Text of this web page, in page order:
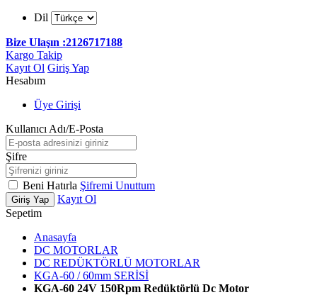
Dil
Bize Ulaşın :2126717188
Kargo Takip
Kayıt Ol Giriş Yap
Hesabım
Üye Girişi
Kullanıcı Adı/E-Posta
Şifre
Beni Hatırla Şifremi Unuttum
Giriş Yap
Kayıt Ol
Sepetim
Anasayfa
DC MOTORLAR
DC REDÜKTÖRLÜ MOTORLAR
KGA-60 / 60mm SERİSİ
KGA-60 24V 150Rpm Redüktörlü Dc Motor